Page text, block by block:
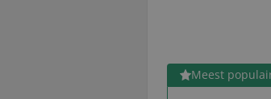
Meest
Bekijk product